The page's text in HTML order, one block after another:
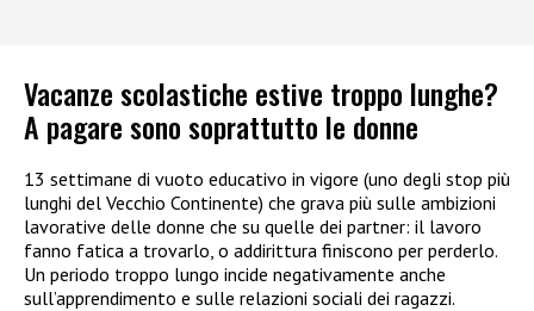
Vacanze scolastiche estive troppo lunghe?
A pagare sono soprattutto le donne
13 settimane di vuoto educativo in vigore (uno degli stop più
lunghi del Vecchio Continente) che grava più sulle ambizioni
lavorative delle donne che su quelle dei partner: il lavoro
fanno fatica a trovarlo, o addirittura finiscono per perderlo.
Un periodo troppo lungo incide negativamente anche
sull’apprendimento e sulle relazioni sociali dei ragazzi.